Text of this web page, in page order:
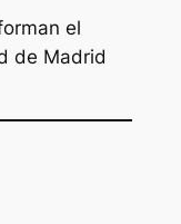
el
de Madrid